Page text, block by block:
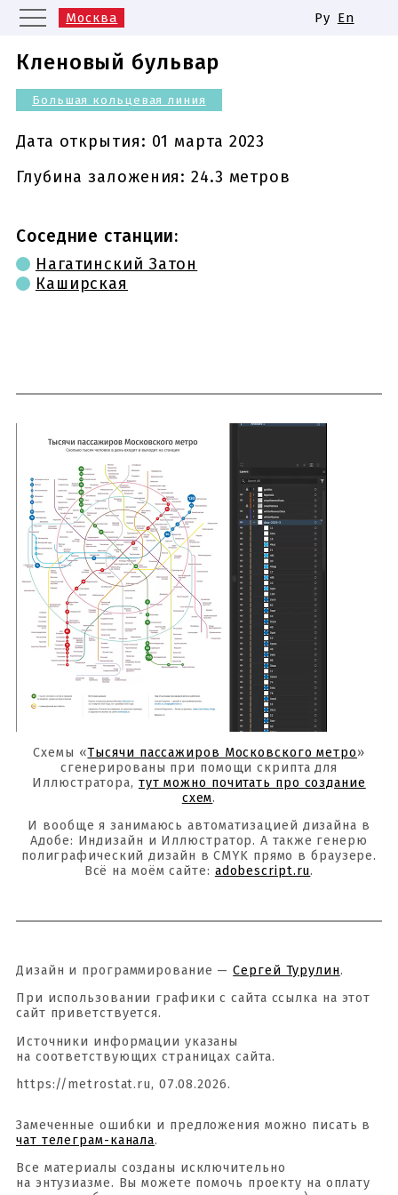
Москва
Казань
Нижний Новгород
Новосибирск
Самара
Одинаковые названия станций
метро
Ру En
Кленовый бульвар
Большая кольцевая линия
Дата открытия: 01 марта 2023
Глубина заложения: 24.3 метров
Соседние станции:
Нагатинский Затон
Каширская
Схемы «Тысячи пассажиров Московского метро»
сгенерированы при помощи скрипта для
Иллюстратора, тут можно почитать про создание
схем.
И вообще я занимаюсь автоматизацией дизайна в
Адобе: Индизайн и Иллюстратор. А также генерю
полиграфический дизайн в CMYK прямо в браузере.
Всё на моём сайте: adobescript.ru.
Дизайн и программирование —Сергей Турулин.
При использовании графики с сайта ссылка на этот
сайт приветствуется.
Источники информации указаны
на соответствующих страницах сайта.
https://metrostat.ru, 07.08.2026.
Замеченные ошибки и предложения можно писать в
чат телеграм-канала.
Все материалы созданы исключительно
на энтузиазме. Вы можете помочь проекту на оплату